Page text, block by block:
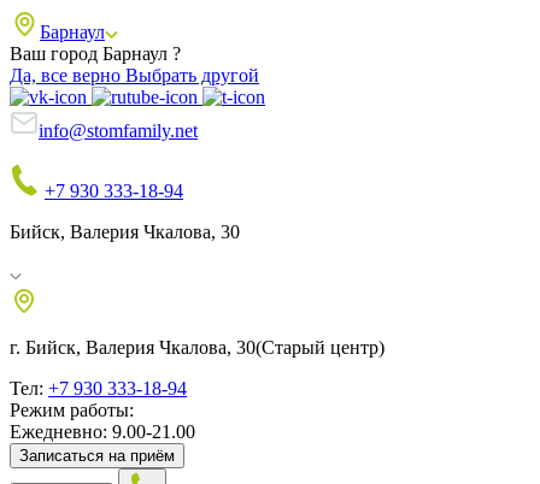
Барнаул
Ваш город Барнаул ?
Да, все верно Выбрать другой
info@stomfamily.net
+7 930 333-18-94
Бийск, Валерия Чкалова, 30
г. Бийск, Валерия Чкалова, 30(Старый центр)
Тел: +7 930 333-18-94
Режим работы:
Ежедневно: 9.00-21.00
Записаться на приём